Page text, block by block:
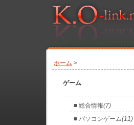
ホーム >
ゲーム
■ 総合情報(7)
■ パソコンゲーム(11)